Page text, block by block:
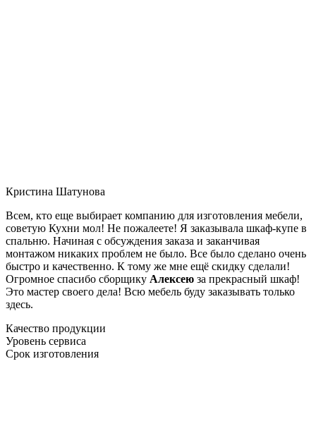
Кристина Шатунова
Всем, кто еще выбирает компанию для изготовления мебели,
советую Кухни мол! Не пожалеете! Я заказывала шкаф-купе в
спальню. Начиная с обсуждения заказа и заканчивая
монтажом никаких проблем не было. Все было сделано очень
быстро и качественно. К тому же мне ещё скидку сделали!
Огромное спасибо сборщику Алексею за прекрасный шкаф!
Это мастер своего дела! Всю мебель буду заказывать только
здесь.
Качество продукции
Уровень сервиса
Срок изготовления